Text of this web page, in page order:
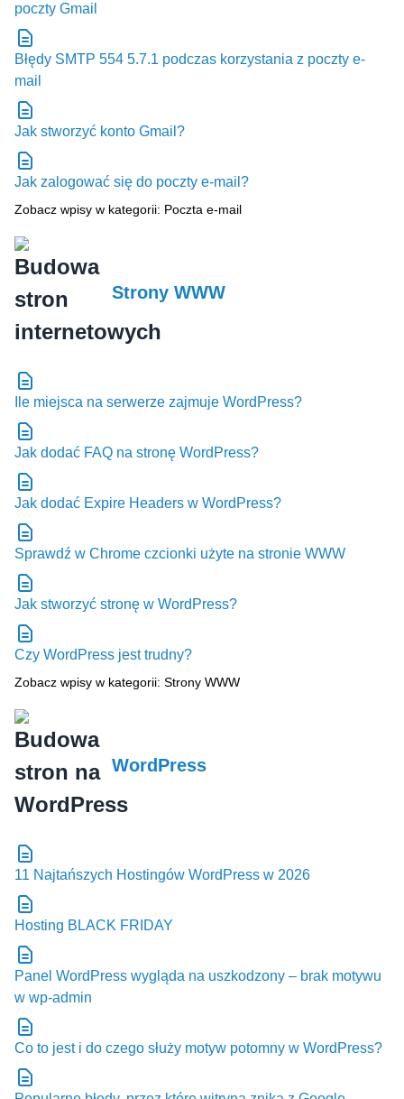
poczty Gmail
Błędy SMTP 554 5.7.1 podczas korzystania z poczty e-
mail
Jak stworzyć konto Gmail?
Jak zalogować się do poczty e-mail?
Zobacz wpisy w kategorii: Poczta e-mail
Strony WWW
Ile miejsca na serwerze zajmuje WordPress?
Jak dodać FAQ na stronę WordPress?
Jak dodać Expire Headers w WordPress?
Sprawdź w Chrome czcionki użyte na stronie WWW
Jak stworzyć stronę w WordPress?
Czy WordPress jest trudny?
Zobacz wpisy w kategorii: Strony WWW
WordPress
11 Najtańszych Hostingów WordPress w 2026
Hosting BLACK FRIDAY
Panel WordPress wygląda na uszkodzony – brak motywu
w wp-admin
Co to jest i do czego służy motyw potomny w WordPress?